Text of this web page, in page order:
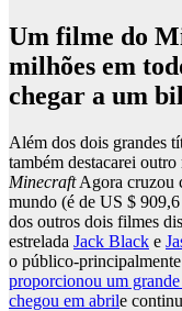
Um filme do
milhões em
chegar a um
Além dos dois grandes
também destacarei
MinecraftAgora cruzou
mundo (é de US $
dos outros dois filmes
estrelada Jack Black e
o público-
proporcionou um
chegou em abrile